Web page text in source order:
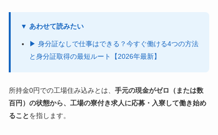
▼ あわせて読みたい
▶ 身分証なしで仕事はできる？今すぐ働ける4つの方法
と身分証取得の最短ルート【2026年最新】
所持金0円での工場住み込みとは、 手元の現金がゼロ（または数
百円）の状態から、工場の寮付き求人に応募・入寮して働き始め
ることを指します。